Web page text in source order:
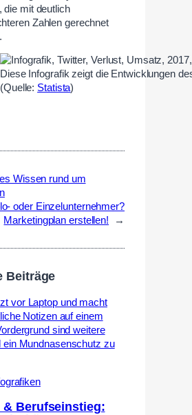
die mit deutlich
Zahlen gerechnet
Diese Infografik zeigt die Entwicklungen
(Quelle: Statista)
Wissen rund um
oder Einzelunternehmer?
Marketingplan erstellen!
→
Beiträge
& Berufseinstieg: